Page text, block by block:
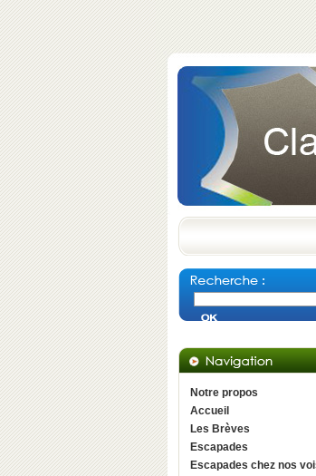
Notre propos
Accueil
Les Brèves
Escapades
Escapades chez